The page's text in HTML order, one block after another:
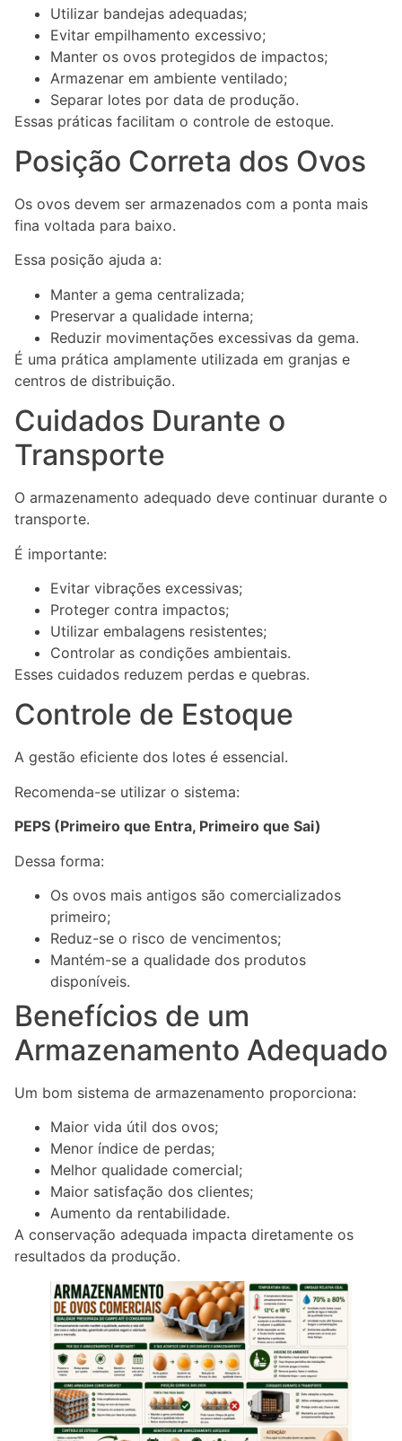
Utilizar bandejas adequadas;
Evitar empilhamento excessivo;
Manter os ovos protegidos de impactos;
Armazenar em ambiente ventilado;
Separar lotes por data de produção.
Essas práticas facilitam o controle de estoque.
Posição Correta dos Ovos
Os ovos devem ser armazenados com a ponta mais
fina voltada para baixo.
Essa posição ajuda a:
Manter a gema centralizada;
Preservar a qualidade interna;
Reduzir movimentações excessivas da gema.
É uma prática amplamente utilizada em granjas e
centros de distribuição.
Cuidados Durante o
Transporte
O armazenamento adequado deve continuar durante o
transporte.
É importante:
Evitar vibrações excessivas;
Proteger contra impactos;
Utilizar embalagens resistentes;
Controlar as condições ambientais.
Esses cuidados reduzem perdas e quebras.
Controle de Estoque
A gestão eficiente dos lotes é essencial.
Recomenda-se utilizar o sistema:
PEPS (Primeiro que Entra, Primeiro que Sai)
Dessa forma:
Os ovos mais antigos são comercializados
primeiro;
Reduz-se o risco de vencimentos;
Mantém-se a qualidade dos produtos
disponíveis.
Benefícios de um
Armazenamento Adequado
Um bom sistema de armazenamento proporciona:
Maior vida útil dos ovos;
Menor índice de perdas;
Melhor qualidade comercial;
Maior satisfação dos clientes;
Aumento da rentabilidade.
A conservação adequada impacta diretamente os
resultados da produção.